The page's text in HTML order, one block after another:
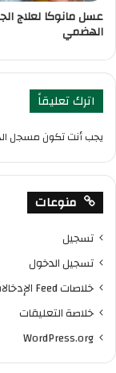
عسل مانوكا لعلاج
الهضمي
اترك تعليقاً
يجب أنت تكون مسجل
منوعات
تسجيل
تسجيل الدخول
خلاصات Feed الإدخالات
خلاصة التعليقات
WordPress.org